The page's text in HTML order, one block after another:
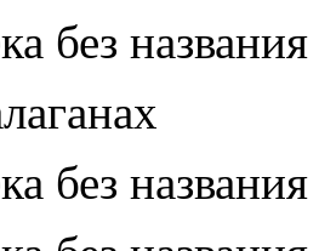
без названия
без названия